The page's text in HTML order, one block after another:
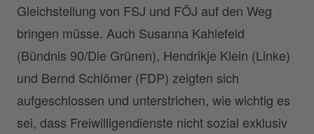
Gleichstellung von FSJ und FÖJ auf den Weg
bringen müsse. Auch Susanna Kahlefeld
(Bündnis 90/Die Grünen), Hendrikje Klein (Linke)
und Bernd Schlömer (FDP) zeigten sich
aufgeschlossen und unterstrichen, wie wichtig es
sei, dass Freiwilligendienste nicht sozial exklusiv